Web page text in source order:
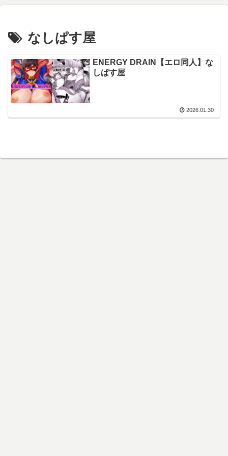
なしぱす屋
ENERGY DRAIN【エロ同人】な
しぱす屋
2026.01.30